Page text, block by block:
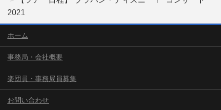
2021
ホーム
事務局・会社概要
楽団員・事務局員募集
お問い合わせ